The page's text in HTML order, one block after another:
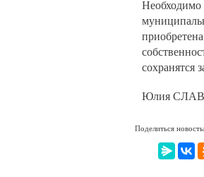
сохранятся
Юлия
Поделиться